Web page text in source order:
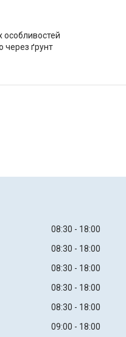
особливостей
через ґрунт
08:30
18:00
08:30
18:00
08:30
18:00
08:30
18:00
08:30
18:00
09:00
18:00